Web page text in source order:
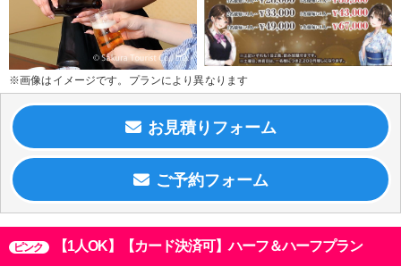
※画像はイメージです。プランにより異なります
ピンク 【1人OK】【カード決済可】ハーフ＆ハーフプラン